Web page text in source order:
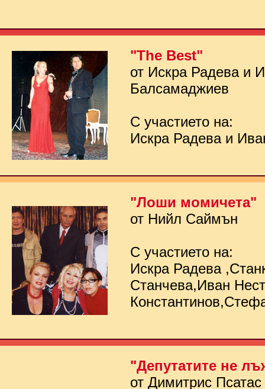
"The Best"
от Искра Радева и
Балсамаджиев
С участието на:
Искра Радева и
"Лоши момичета"
от Нийл Саймън
С участието на:
Искра Радева
Станчева,Иван
"Депутатите не
от Димитрис Псатас